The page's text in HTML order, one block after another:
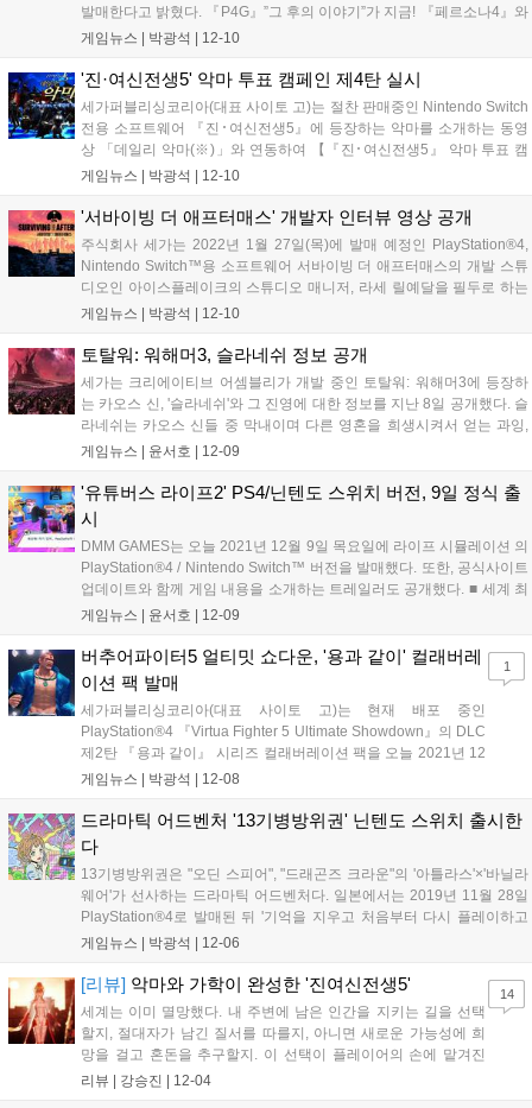
발매한다고 밝혔다. 『P4G』”그 후의 이야기”가 지금! 『페르소나4』와
『페르소나3』의 캐릭터가 집결하여 뜨거운 배틀을 펼치는 2D 대전 격
P4U2)』...
게임뉴스 | 박광석 | 12-10
'진·여신전생5' 악마 투표 캠페인 제4탄 실시
세가퍼블리싱코리아(대표 사이토 고)는 절찬 판매중인 Nintendo Switch
전용 소프트웨어 『진･여신전생5』에 등장하는 악마를 소개하는 동영
상 「데일리 악마(※)」와 연동하여 【『진･여신전생5』 악마 투표 캠
페인 제4탄(최종회)】을 실시 중이다. 이번 악마 투표 캠페인 제4탄은 세
게임뉴스 | 박광석 | 12-10
'서바이빙 더 애프터매스' 개발자 인터뷰 영상 공개
주식회사 세가는 2022년 1월 27일(목)에 발매 예정인 PlayStation®4,
Nintendo Switch™용 소프트웨어 서바이빙 더 애프터매스의 개발 스튜
디오인 아이스플레이크의 스튜디오 매니저, 라세 릴예달을 필두로 하는
제작자 인터뷰와 제작 중인 게임 영상을 확인할 수 있는 영상을 공개했
게임뉴스 | 박광석 | 12-10
토탈워: 워해머3, 슬라네쉬 정보 공개
세가는 크리에이티브 어셈블리가 개발 중인 토탈워: 워해머3에 등장하
는 카오스 신, '슬라네쉬'와 그 진영에 대한 정보를 지난 8일 공개했다. 슬
라네쉬는 카오스 신들 중 막내이며 다른 영혼을 희생시켜서 얻는 과잉,
절정, 탐미, 고통, 그리고 부덕한 쾌락 등을 추구한다. ■ 슬라네쉬의 전설
서...
게임뉴스 | 윤서호 | 12-09
'유튜버스 라이프2' PS4/닌텐도 스위치 버전, 9일 정식 출
시
DMM GAMES는 오늘 2021년 12월 9일 목요일에 라이프 시뮬레이션 의
PlayStation®4 / Nintendo Switch™ 버전을 발매했다. 또한, 공식사이트
업데이트와 함께 게임 내용을 소개하는 트레일러도 공개했다. ■ 세계 최
고의 유튜버가 되자 전작 23만 판매량을 기록하고, 초등학생 장래희망
게임뉴스 | 윤서호 | 12-09
버추어파이터5 얼티밋 쇼다운, '용과 같이' 컬래버레
이션 팩 발매
세가퍼블리싱코리아(대표 사이토 고)는 현재 배포 중인
PlayStation®4 『Virtua Fighter 5 Ultimate Showdown』의 DLC
제2탄 『용과 같이』 시리즈 컬래버레이션 팩을 오늘 2021년 12
월 8일(수) PlayStation™Store에서 발매한다고 밝혔다. 용과 같
는...
게임뉴스 | 박광석 | 12-08
1
드라마틱 어드벤처 '13기병방위권' 닌텐도 스위치 출시한
다
13기병방위권은 "오딘 스피어", "드래곤즈 크라운"의 '아틀라스'×'바닐라
웨어'가 선사하는 드라마틱 어드벤처다. 일본에서는 2019년 11월 28일
PlayStation®4로 발매된 뒤 '기억을 지우고 처음부터 다시 플레이하고
싶다'고 생각할 만큼 예측 불가능하고 치밀한 스토리에 대한 평가, 평판
게임뉴스 | 박광석 | 12-06
[리뷰] 악마와 가학이 완성한 '진여신전생5'
세계는 이미 멸망했다. 내 주변에 남은 인간을 지키는 길을 선택
할지, 절대자가 남긴 질서를 따를지, 아니면 새로운 가능성에 희
망을 걸고 혼돈을 추구할지. 이 선택이 플레이어의 손에 맡겨진
다. 꿈도 희망도 없는 세계. 악마와 신이 싸우고 핵이라는 살상 병
리뷰 | 강승진 | 12-04
14